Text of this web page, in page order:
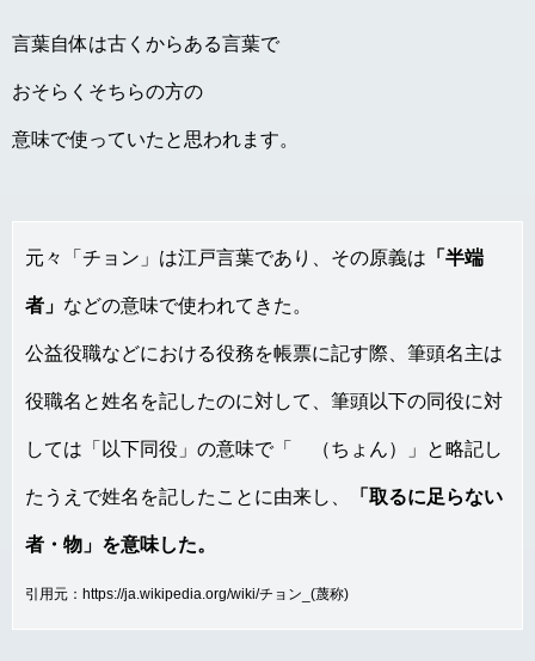
言葉自体は古くからある言葉で
おそらくそちらの方の
意味で使っていたと思われます。
元々「チョン」は江戸言葉であり、その原義は 「半端
者」 などの意味で使われてきた。
公益役職などにおける役務を帳票に記す際、筆頭名主は
役職名と姓名を記したのに対して、筆頭以下の同役に対
しては「以下同役」の意味で「ゝ（ちょん）」と略記し
たうえで姓名を記したことに由来し、 「取るに足らない
者・物」を意味した。
引用元：https://ja.wikipedia.org/wiki/チョン_(蔑称)